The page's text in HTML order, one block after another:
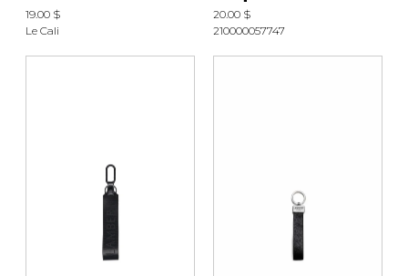
19.00 $
Le Cali
20.00 $
210000057747